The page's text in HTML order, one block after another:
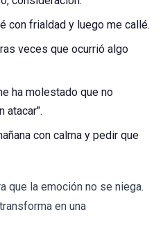
con frialdad y luego me callé.
veces que ocurrió algo
ha molestado que no
atacar".
con calma y pedir que
que la emoción no se niega.
en una